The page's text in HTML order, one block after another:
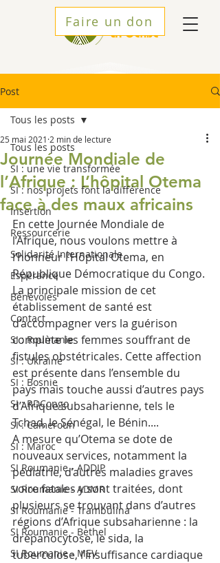
Faire un don
Post
Tous les posts
SI : une vie transformée
SI : nos projets font la différence
Insertion
Ressourcerie
Solidarité Internationale
Espérance
Bénévoles
Contact
SI : Roumanie
SI : Ukraine
SI : Bosnie
SI : RDCongo
SI : Cameroun
SI : Maroc
SI Roumanie - ADDIP
SI Roumanie - ADMR
SI Roumanie - Trambulina
SI Roumanie - Bethel
SI Roumanie - MEV
Tous les posts
Journée Mondiale de
l’Afrique : L’hôpital Otema
face à des maux africains
25 mai 2021 2 min de lecture
En cette Journée Mondiale de
l’Afrique, nous voulons mettre à
l’honneur l’Hôpital Otema, en
République Démocratique du Congo.
La principale mission de cet
établissement de santé est
d’accompagner vers la guérison
complète les femmes souffrant de
fistules obstétricales. Cette affection
est présente dans l’ensemble du
pays mais touche aussi d’autres pays
d’Afrique subsaharienne, tels le
Tchad, le Sénégal, le Bénin....
A mesure qu’Otema se dote de
nouveaux services, notamment la
pédiatrie, d’autres maladies graves
voire fatales y sont traitées, dont
plusieurs se trouvant dans d’autres
régions d’Afrique subsaharienne : la
drépanocytose, le sida, la
tuberculose, l’insuffisance cardiaque